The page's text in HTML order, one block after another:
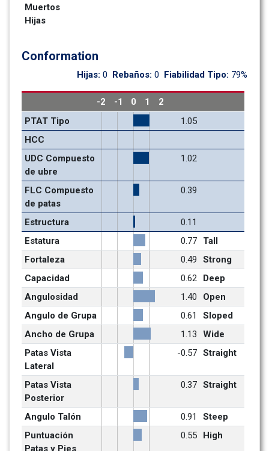
Muertos
Hijas
Conformation
Hijas: 0 Rebaños: 0 Fiabilidad Tipo: 79%
-2 -1 0 1
2
PTAT Tipo
1.05
HCC
UDC Compuesto
de ubre
1.02
FLC Compuesto
de patas
0.39
Estructura
0.11
Estatura
0.77
Tall
Fortaleza
0.49
Strong
Capacidad
0.62
Deep
Angulosidad
1.40
Open
Angulo de Grupa
0.61
Sloped
Ancho de Grupa
1.13
Wide
Patas Vista
Lateral
-0.57 Straight
Patas Vista
Posterior
0.37 Straight
Angulo Talón 0.91
Steep
Puntuación
Patas y Pies
0.55 High